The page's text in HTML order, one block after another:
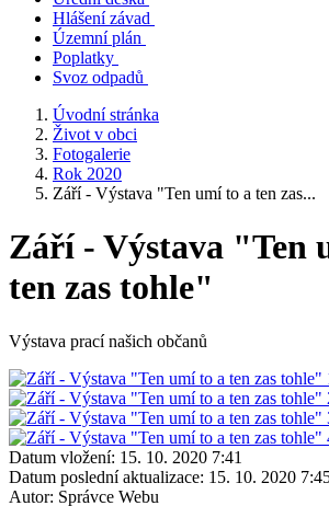
Hlášení závad
Územní plán
Poplatky
Svoz odpadů
Úvodní stránka
Život v obci
Fotogalerie
Rok 2020
Září - Výstava "Ten umí to a ten zas...
Září - Výstava "Ten
ten zas tohle"
Výstava prací našich občanů
Datum vložení: 15. 10. 2020 7:41
Datum poslední aktualizace: 15. 10. 2020
Autor: Správce Webu